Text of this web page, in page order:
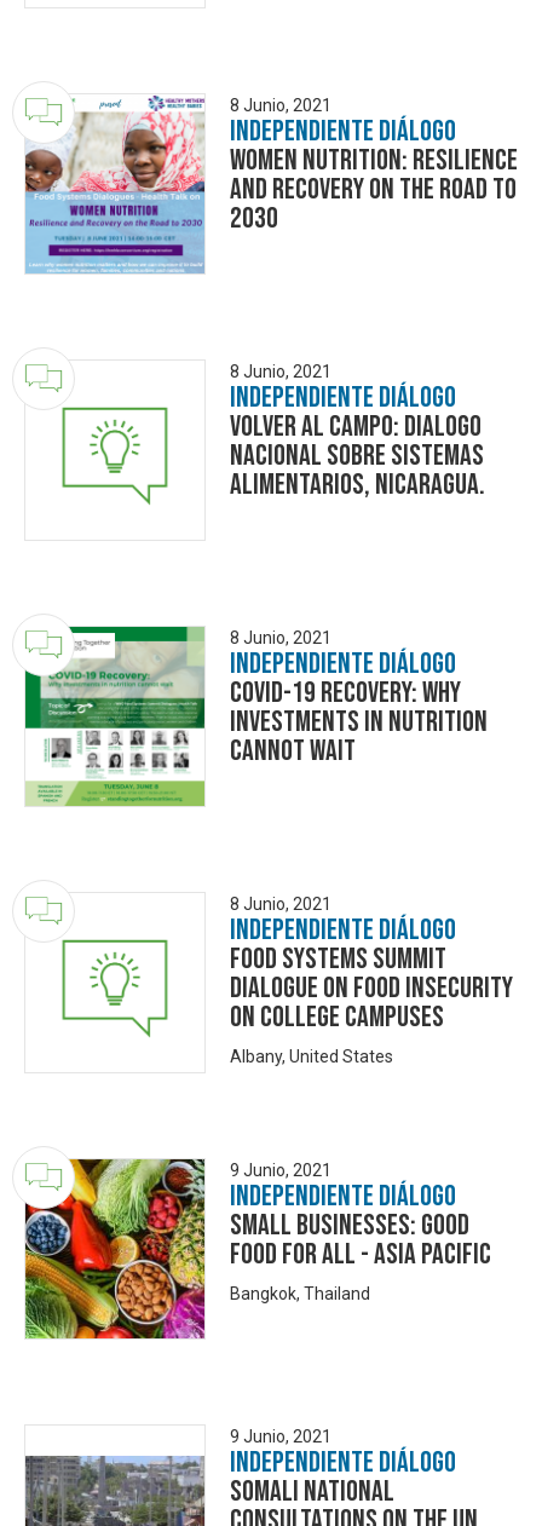
8 Junio, 2021
Independiente Diálogo
Women Nutrition: Resilience
and Recovery on the Road to
2030
8 Junio, 2021
Independiente Diálogo
Volver al Campo: Dialogo
Nacional sobre Sistemas
Alimentarios, Nicaragua.
8 Junio, 2021
Independiente Diálogo
COVID-19 Recovery: Why
investments in nutrition
cannot wait
8 Junio, 2021
Independiente Diálogo
Food Systems Summit
Dialogue on Food Insecurity
on College Campuses
Albany, United States
9 Junio, 2021
Independiente Diálogo
Small Businesses: Good
Food for All - Asia Pacific
Bangkok, Thailand
9 Junio, 2021
Independiente Diálogo
Somali National